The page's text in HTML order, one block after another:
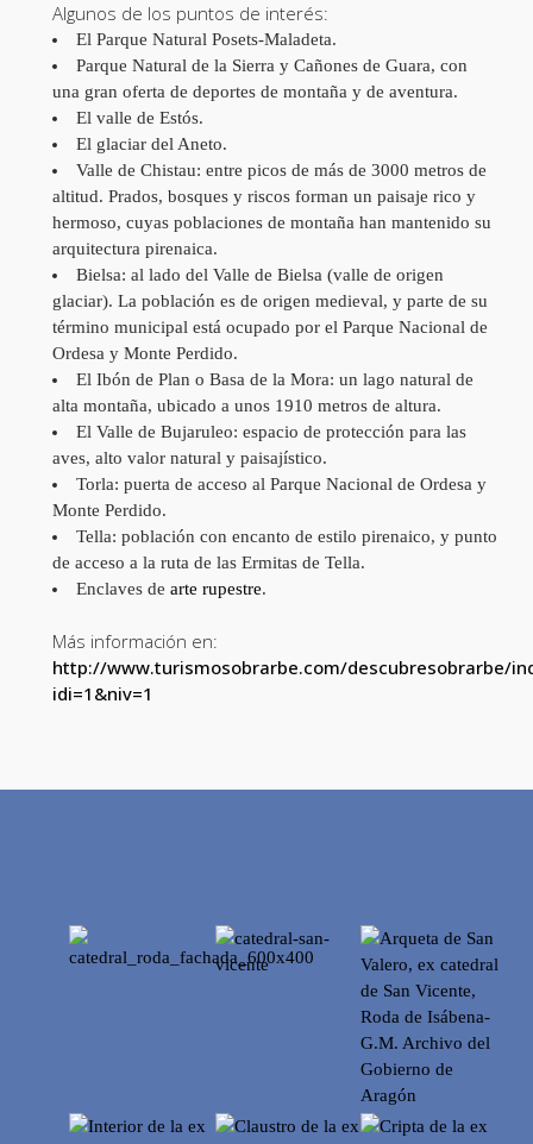
Algunos de los puntos de interés:
El Parque Natural Posets-Maladeta.
Parque Natural de la Sierra y Cañones de Guara, con
una gran oferta de deportes de montaña y de aventura.
El valle de Estós.
El glaciar del Aneto.
Valle de Chistau: entre picos de más de 3000 metros de
altitud. Prados, bosques y riscos forman un paisaje rico y
hermoso, cuyas poblaciones de montaña han mantenido su
arquitectura pirenaica.
Bielsa: al lado del Valle de Bielsa (valle de origen
glaciar). La población es de origen medieval, y parte de su
término municipal está ocupado por el Parque Nacional de
Ordesa y Monte Perdido.
El Ibón de Plan o Basa de la Mora: un lago natural de
alta montaña, ubicado a unos 1910 metros de altura.
El Valle de Bujaruleo: espacio de protección para las
aves, alto valor natural y paisajístico.
Torla: puerta de acceso al Parque Nacional de Ordesa y
Monte Perdido.
Tella: población con encanto de estilo pirenaico, y punto
de acceso a la ruta de las Ermitas de Tella.
Enclaves de arte rupestre.
Más información en:
http://www.turismosobrarbe.com/descubresobrarbe/
idi=1&niv=1